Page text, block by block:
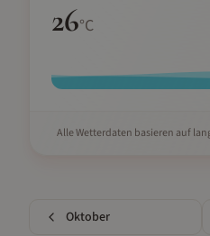
26°C
Alle Wetterdaten basieren auf
Oktober